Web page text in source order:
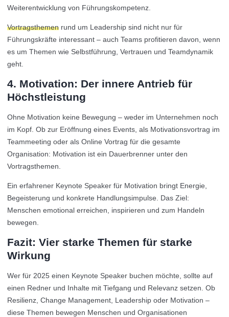
Weiterentwicklung von Führungskompetenz.
Vortragsthemen rund um Leadership sind nicht nur für
Führungskräfte interessant – auch Teams profitieren davon, wenn
es um Themen wie Selbstführung, Vertrauen und Teamdynamik
geht.
4. Motivation: Der innere Antrieb für
Höchstleistung
Ohne Motivation keine Bewegung – weder im Unternehmen noch
im Kopf. Ob zur Eröffnung eines Events, als Motivationsvortrag im
Teammeeting oder als Online Vortrag für die gesamte
Organisation: Motivation ist ein Dauerbrenner unter den
Vortragsthemen.
Ein erfahrener Keynote Speaker für Motivation bringt Energie,
Begeisterung und konkrete Handlungsimpulse. Das Ziel:
Menschen emotional erreichen, inspirieren und zum Handeln
bewegen.
Fazit: Vier starke Themen für starke
Wirkung
Wer für 2025 einen Keynote Speaker buchen möchte, sollte auf
einen Redner und Inhalte mit Tiefgang und Relevanz setzen. Ob
Resilienz, Change Management, Leadership oder Motivation –
diese Themen bewegen Menschen und Organisationen